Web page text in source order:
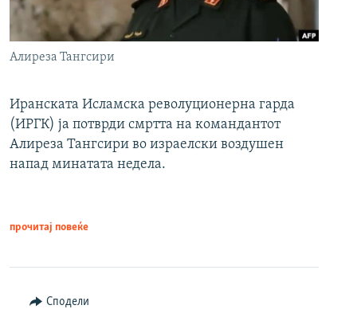
Алиреза Тангсири
Иранската Исламска револуционерна гарда
(ИРГК) ја потврди смртта на командантот
Алиреза Тангсири во израелски воздушен
напад минатата недела.
прочитај повеќе
Сподели